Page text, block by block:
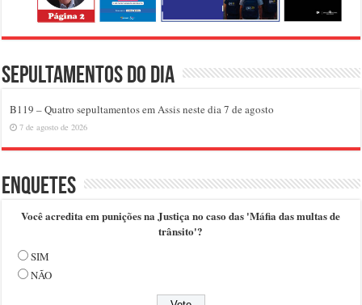
Sepultamentos do dia
B119 – Quatro sepultamentos em Assis neste dia 7 de agosto
7 de agosto de 2026
Enquetes
Você acredita em punições na Justiça no caso das 'Máfia das multas de
trânsito'?
SIM
NÃO